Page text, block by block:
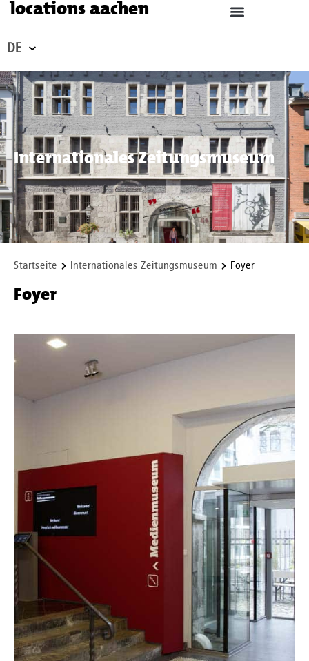
locations aachen
DE
Internationales Zeitungsmuseum
Startseite Internationales Zeitungsmuseum Foyer
Foyer